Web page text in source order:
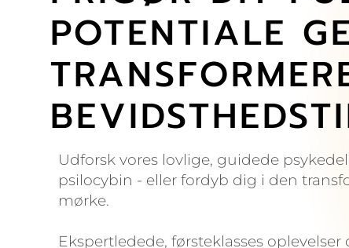
POTENTIALE
Udforsk vores lovlige, guidede
psilocybin - eller fordyb dig i den
mørke.
Ekspertledede, førsteklasses